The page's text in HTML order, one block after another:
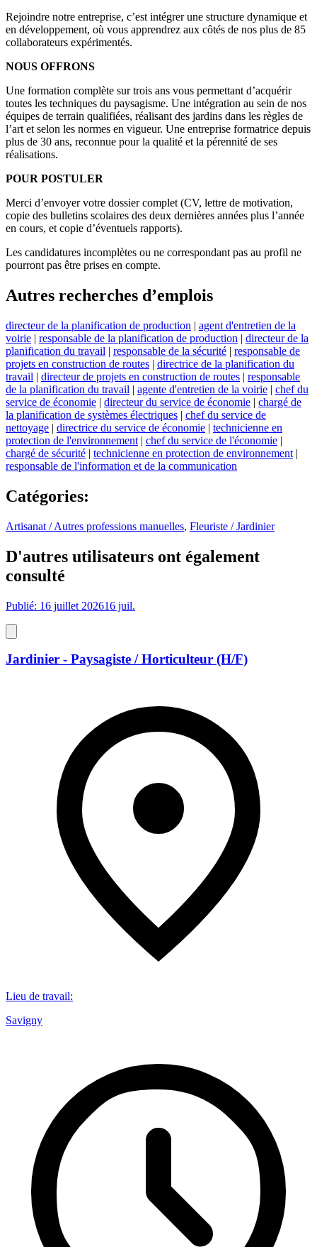
Rejoindre notre entreprise, c’est intégrer une structure dynamique et
en développement, où vous apprendrez aux côtés de nos plus de 85
collaborateurs expérimentés.
NOUS OFFRONS
Une formation complète sur trois ans vous permettant d’acquérir
toutes les techniques du paysagisme. Une intégration au sein de nos
équipes de terrain qualifiées, réalisant des jardins dans les règles de
l’art et selon les normes en vigueur. Une entreprise formatrice depuis
plus de 30 ans, reconnue pour la qualité et la pérennité de ses
réalisations.
POUR POSTULER
Merci d’envoyer votre dossier complet (CV, lettre de motivation,
copie des bulletins scolaires des deux dernières années plus l’année
en cours, et copie d’éventuels rapports).
Les candidatures incomplètes ou ne correspondant pas au profil ne
pourront pas être prises en compte.
Autres recherches d’emplois
directeur de la planification de production | agent d'entretien de la
voirie | responsable de la planification de production | directeur de la
planification du travail | responsable de la sécurité | responsable de
projets en construction de routes | directrice de la planification du
travail | directeur de projets en construction de routes | responsable
de la planification du travail | agente d'entretien de la voirie | chef du
service de économie | directeur du service de économie | chargé de
la planification de systèmes électriques | chef du service de
nettoyage | directrice du service de économie | technicienne en
protection de l'environnement | chef du service de l'économie |
chargé de sécurité | technicienne en protection de environnement |
responsable de l'information et de la communication
Catégories:
Artisanat / Autres professions manuelles, Fleuriste / Jardinier
D'autres utilisateurs ont également
consulté
Publié: 16 juillet 202616 juil.
Jardinier - Paysagiste / Horticulteur (H/F)
Lieu de travail:
Savigny